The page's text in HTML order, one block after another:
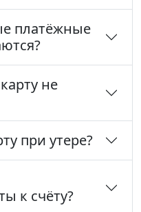
платёжные
не
при утере?
к счёту?